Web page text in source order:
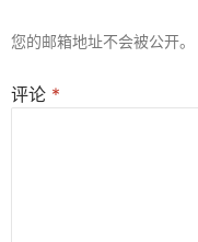
您的邮箱地址不会被公开。
评论 *